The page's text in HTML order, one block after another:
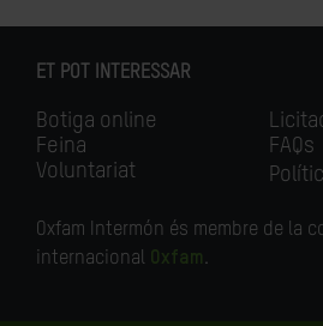
ET POT INTERESSAR
Botiga online
Feina
Voluntariat
FAQs
Oxfam Intermón és membre de la
internacional Oxfam.